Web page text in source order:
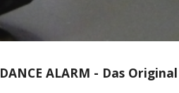
DANCE ALARM - Das Original